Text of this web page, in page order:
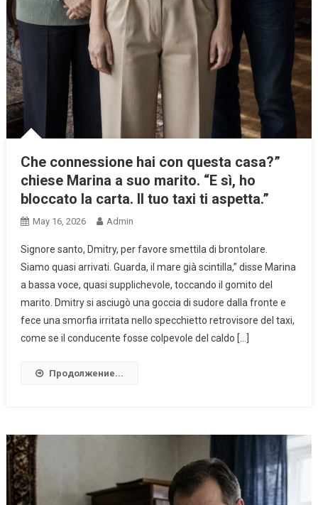
Che connessione hai con questa casa?”
chiese Marina a suo marito. “E sì, ho
bloccato la carta. Il tuo taxi ti aspetta.”
May 16, 2026 Admin
Signore santo, Dmitry, per favore smettila di brontolare.
Siamo quasi arrivati. Guarda, il mare già scintilla,” disse Marina
a bassa voce, quasi supplichevole, toccando il gomito del
marito. Dmitry si asciugò una goccia di sudore dalla fronte e
fece una smorfia irritata nello specchietto retrovisore del taxi,
come se il conducente fosse colpevole del caldo […]
Продолжение...